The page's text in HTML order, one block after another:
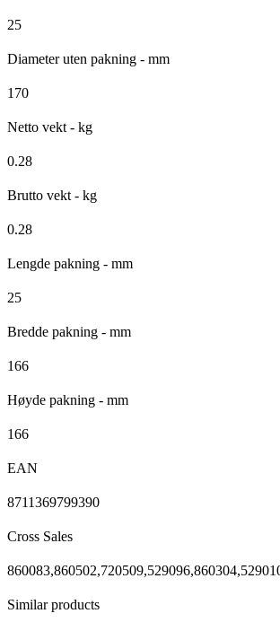
25
Diameter uten pakning - mm
170
Netto vekt - kg
0.28
Brutto vekt - kg
0.28
Lengde pakning - mm
25
Bredde pakning - mm
166
Høyde pakning - mm
166
EAN
8711369799390
Cross Sales
Similar products